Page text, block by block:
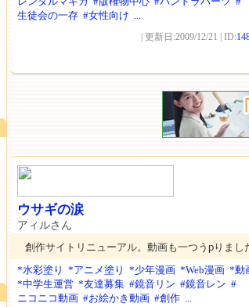
生徒会の一存 #女性向け ...
| 更新日:2009/12/21 | ID:
ウサギの涙
アィルさん
創作サイトリニューアル。動画も一つうpりまし
*水彩塗り *アニメ塗り *少年漫画 *Web漫画 *動
*中学生運営 *友達募集 #鏡音リン #鏡音レン #
ニコニコ動画 #お絵かき動画 #創作 ...